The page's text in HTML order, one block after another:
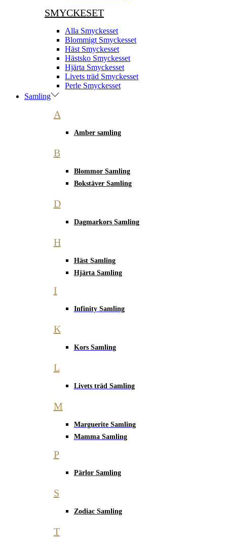
SMYCKESET
Alla Smyckesset
Blommigt Smyckesset
Häst Smyckesset
Hästsko Smyckesset
Hjärta Smyckesset
Livets träd Smyckesset
Perle Smyckesset
Samling
A
Amber samling
B
Blommor Samling
Bokstäver Samling
D
Dagmarkors Samling
H
Häst Samling
Hjärta Samling
I
Infinity Samling
K
Kors Samling
L
Livets träd Samling
M
Marguerite Samling
Mamma Samling
P
Pärlor Samling
S
Zodiac Samling
T